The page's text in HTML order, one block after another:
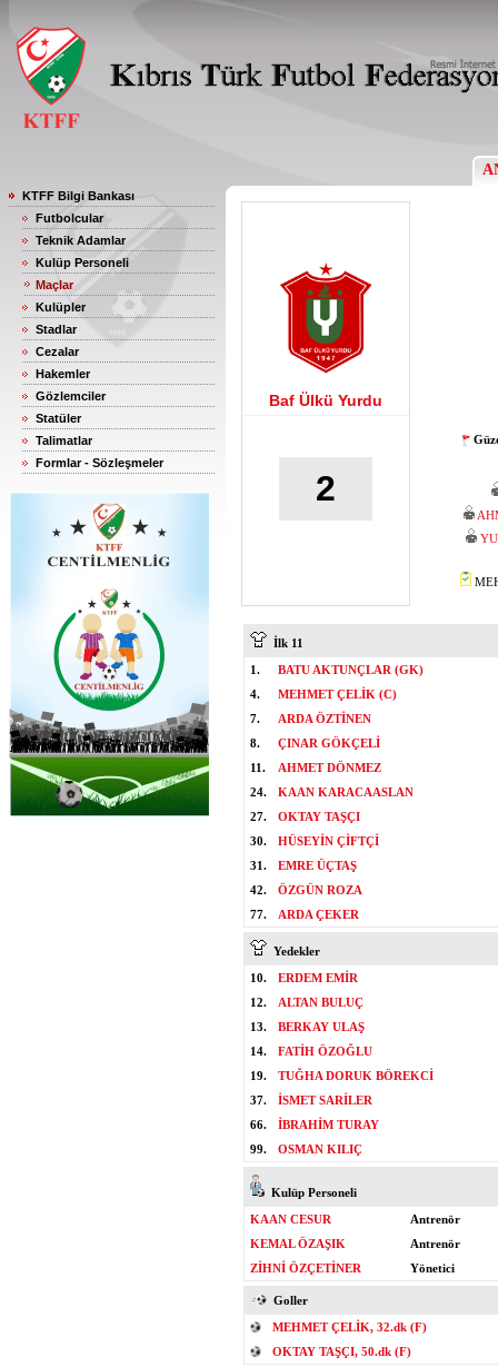
KTFF Bilgi Bankası
Futbolcular
Teknik Adamlar
Kulüp Personeli
Maçlar
Kulüpler
Stadlar
Cezalar
Hakemler
Gözlemciler
Statüler
Talimatlar
Formlar - Sözleşmeler
Baf Ülkü Yurdu
2
İlk 11
1.
BATU AKTUNÇLAR (GK)
4.
MEHMET ÇELİK (C)
7.
ARDA ÖZTİNEN
8.
ÇINAR GÖKÇELİ
11.
AHMET DÖNMEZ
24.
KAAN KARACAASLAN
27.
OKTAY TAŞÇI
30.
HÜSEYİN ÇİFTÇİ
31.
EMRE ÜÇTAŞ
42.
ÖZGÜN ROZA
77.
ARDA ÇEKER
Yedekler
10.
ERDEM EMİR
12.
ALTAN BULUÇ
13.
BERKAY ULAŞ
14.
FATİH ÖZOĞLU
19.
TUĞHA DORUK BÖREKCİ
37.
İSMET SARİLER
66.
İBRAHİM TURAY
99.
OSMAN KILIÇ
Kulüp Personeli
KAAN CESUR
Antrenör
KEMAL ÖZAŞIK
Antrenör
ZİHNİ ÖZÇETİNER
Yönetici
Goller
MEHMET ÇELİK, 32.dk (F)
OKTAY TAŞÇI, 50.dk (F)